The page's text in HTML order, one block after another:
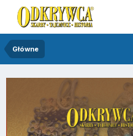
Główne